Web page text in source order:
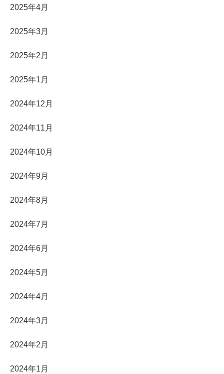
2025年4月
2025年3月
2025年2月
2025年1月
2024年12月
2024年11月
2024年10月
2024年9月
2024年8月
2024年7月
2024年6月
2024年5月
2024年4月
2024年3月
2024年2月
2024年1月